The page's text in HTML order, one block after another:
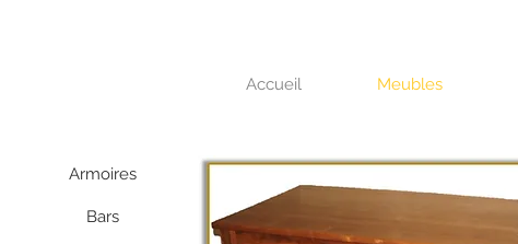
Accueil Meubles
Armoires
Bars